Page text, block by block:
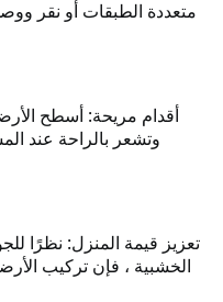
متعددة الطبقات أو نقر
أقدام مريحة: أسطح
وتشعر بالراحة عند
تعزيز قيمة المنزل: نظرًا
الخشبية ، فإن تركيب